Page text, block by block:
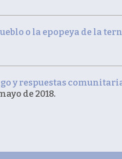
o la epopeya de la
y respuestas
de 2018.